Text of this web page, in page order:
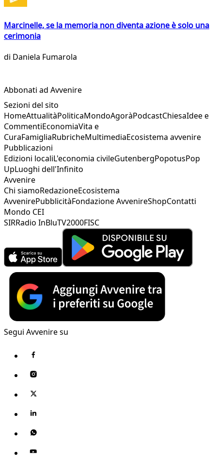
Marcinelle, se la memoria non diventa azione è solo una
cerimonia
di Daniela Fumarola
Abbonati ad Avvenire
Sezioni del sito
HomeAttualitàPoliticaMondoAgoràPodcastChiesaIdee e
CommentiEconomiaVita e
CuraFamigliaRubricheMultimediaEcosistema avvenire
Pubblicazioni
Edizioni localiL'economia civileGutenbergPopotusPop
UpLuoghi dell'Infinito
Avvenire
Chi siamoRedazioneEcosistema
AvvenirePubblicitàFondazione AvvenireShopContatti
Mondo CEI
SIRRadio InBluTV2000FISC
Segui Avvenire su